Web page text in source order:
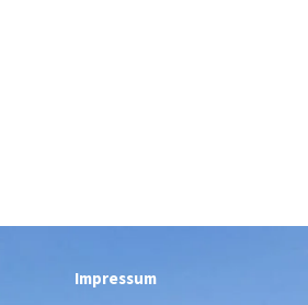
Impressum